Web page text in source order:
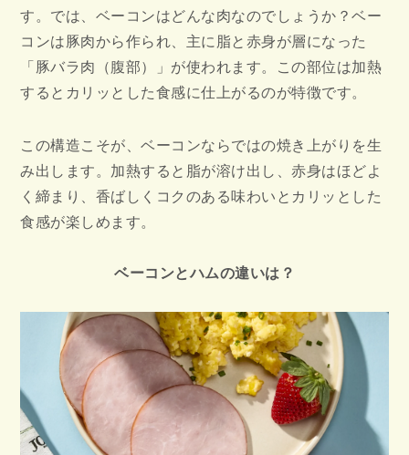
す。では、ベーコンはどんな肉なのでしょうか？ベー
コンは豚肉から作られ、主に脂と赤身が層になった
「豚バラ肉（腹部）」が使われます。この部位は加熱
するとカリッとした食感に仕上がるのが特徴です。
この構造こそが、ベーコンならではの焼き上がりを生
み出します。加熱すると脂が溶け出し、赤身はほどよ
く締まり、香ばしくコクのある味わいとカリッとした
食感が楽しめます。
ベーコンとハムの違いは？